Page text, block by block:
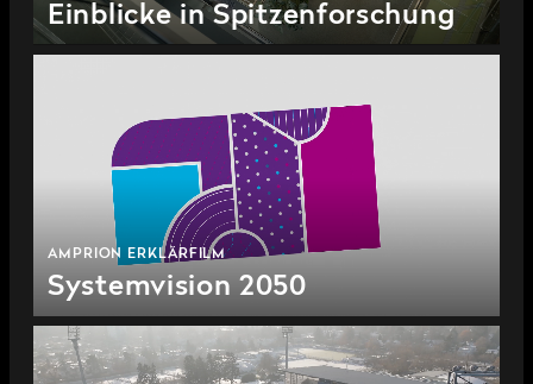
Einblicke in Spitzenforschung
AMPRION ERKLÄRFILM
Systemvision 2050